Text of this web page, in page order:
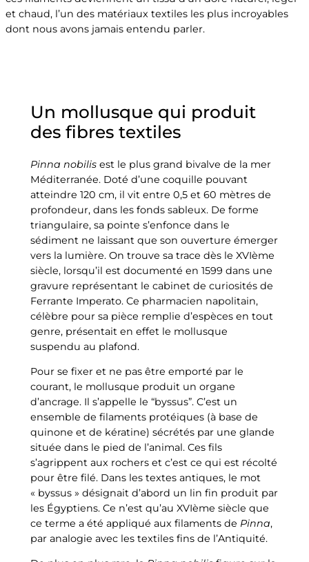
et chaud, l’un des matériaux textiles les plus incroyables
dont nous avons jamais entendu parler.
Un mollusque qui produit
des fibres textiles
Pinna nobilisest le plus grand bivalve de la mer
Méditerranée. Doté d’une coquille pouvant
atteindre 120 cm, il vit entre 0,5 et 60 mètres de
profondeur, dans les fonds sableux. De forme
triangulaire, sa pointe s’enfonce dans le
sédiment ne laissant que son ouverture émerger
vers la lumière. On trouve sa trace dès le XVIème
siècle, lorsqu’il est documenté en 1599 dans une
gravure représentant le cabinet de curiosités de
Ferrante Imperato. Ce pharmacien napolitain,
célèbre pour sa pièce remplie d’espèces en tout
genre, présentait en effet le mollusque
suspendu au plafond.
Pour se fixer et ne pas être emporté par le
courant, le mollusque produit un organe
d’ancrage. Il s’appelle le “byssus”. C’est un
ensemble de filaments protéiques (à base de
quinone et de kératine) sécrétés par une glande
située dans le pied de l’animal. Ces fils
s’agrippent aux rochers et c’est ce qui est récolté
pour être filé. Dans les textes antiques, le mot
« byssus » désignait d’abord un lin fin produit par
les Égyptiens. Ce n’est qu’au XVIème siècle que
ce terme a été appliqué aux filaments de Pinna,
par analogie avec les textiles fins de l’Antiquité.